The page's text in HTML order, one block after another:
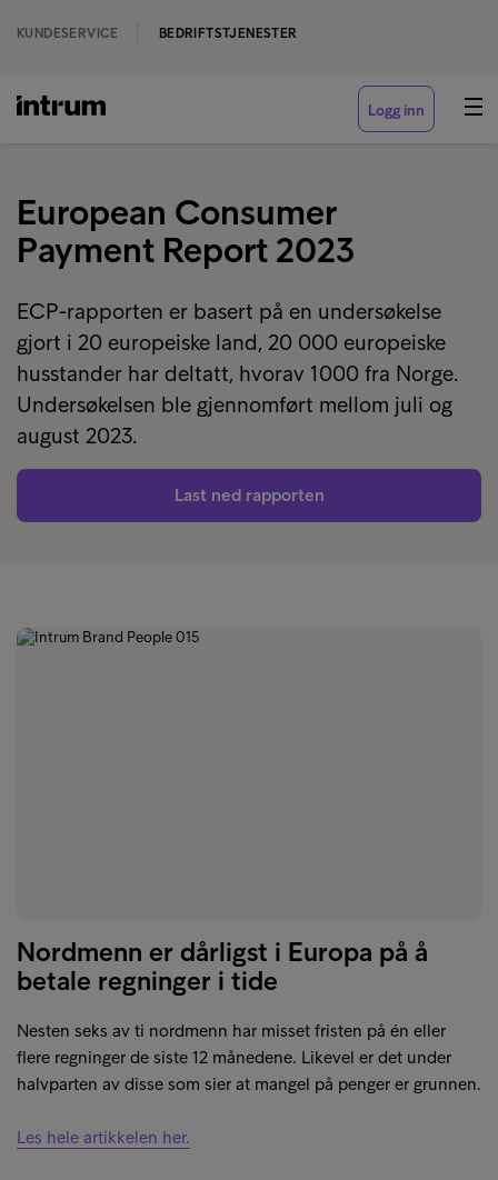
KUNDESERVICE BEDRIFTSTJENESTER
Logg inn
European Consumer
Payment Report 2023
ECP-rapporten er basert på en undersøkelse
gjort i 20 europeiske land, 20 000 europeiske
husstander har deltatt, hvorav 1000 fra Norge.
Undersøkelsen ble gjennomført mellom juli og
august 2023.
Last ned rapporten
Nordmenn er dårligst i Europa på å
betale regninger i tide
Nesten seks av ti nordmenn har misset fristen på én eller
flere regninger de siste 12 månedene. Likevel er det under
halvparten av disse som sier at mangel på penger er grunnen.
Les hele artikkelen her.